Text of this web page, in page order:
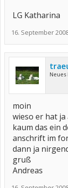
LG Katharina
16. September
Neues
moin
wieso er hat ja
kaum das ein
anschrift im
dann ja
gruß
Andreas